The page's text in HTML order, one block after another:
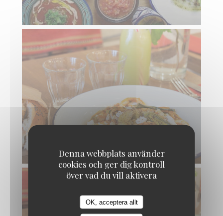
Denna webbplats använder
cookies och ger dig kontroll
över vad du vill aktivera
OK, acceptera allt
TAVLINE